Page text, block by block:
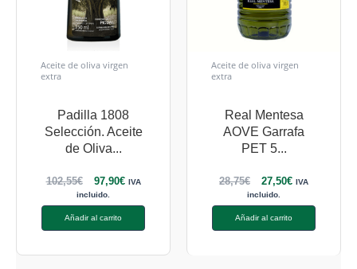
Aceite de oliva virgen
extra
Padilla 1808
Selección. Aceite
de Oliva...
102,55€ 97,90€ IVA
incluido.
Añadir al carrito
Aceite de oliva virgen
extra
Real Mentesa
AOVE Garrafa
PET 5...
28,75€ 27,50€ IVA
incluido.
Añadir al carrito